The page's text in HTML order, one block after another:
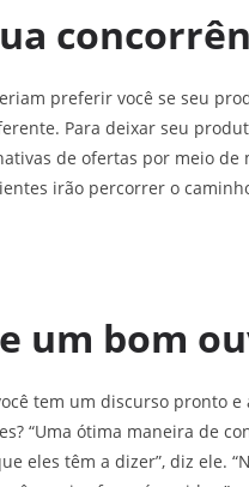
preferir você se seu
Para deixar seu
de ofertas por meio
irão percorrer o
um bom
tem um discurso pronto
“Uma ótima maneira de
eles têm a dizer”, diz ele.